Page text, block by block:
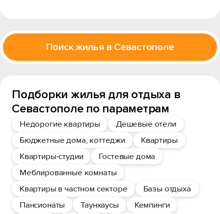
Поиск жилья в Севастополе
Подборки жилья для отдыха в
Севастополе по параметрам
Недорогие квартиры
Дешевые отели
Бюджетные дома, коттеджи
Квартиры
Квартиры-студии
Гостевые дома
Меблированные комнаты
Квартиры в частном секторе
Базы отдыха
Пансионаты
Таунхаусы
Кемпинги